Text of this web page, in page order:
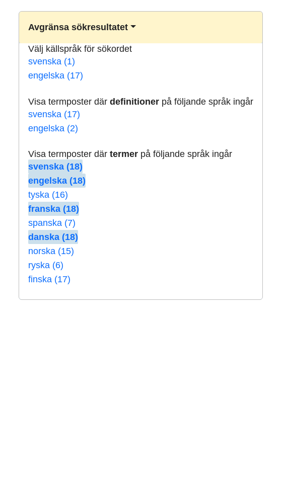
Avgränsa sökresultatet
Välj källspråk för sökordet
svenska (1)
engelska (17)
Visa termposter därdefinitioner på följande språk ingår
svenska (17)
engelska (2)
Visa termposter därtermer på följande språk ingår
svenska (18)
engelska (18)
tyska (16)
franska (18)
spanska (7)
danska (18)
norska (15)
ryska (6)
finska (17)